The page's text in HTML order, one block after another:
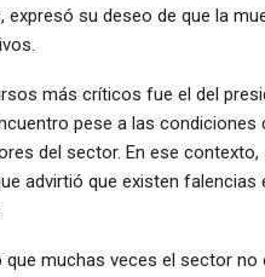
expresó su deseo de que la
más críticos fue el del
pese a las
del sector. En ese
advirtió que existen
que muchas veces el sector